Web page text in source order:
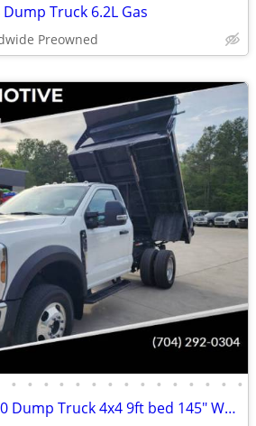
Truck 6.2L Gas
Preowned
• • • • • • • • • • • • • • •
2024 Ford F350 F-350 Dump Truck 4x4 9ft bed 145" WB 7.3 v8 Gas Motor